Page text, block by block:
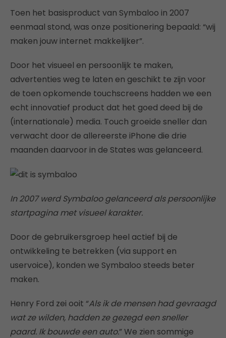
Toen het basisproduct van Symbaloo in 2007
eenmaal stond, was onze positionering bepaald: “wij
maken jouw internet makkelijker”.
Door het visueel en persoonlijk te maken,
advertenties weg te laten en geschikt te zijn voor
de toen opkomende touchscreens hadden we een
echt innovatief product dat het goed deed bij de
(internationale) media. Touch groeide sneller dan
verwacht door de allereerste iPhone die drie
maanden daarvoor in de States was gelanceerd.
In 2007 werd Symbaloo gelanceerd als persoonlijke
startpagina met visueel karakter.
Door de gebruikersgroep heel actief bij de
ontwikkeling te betrekken (via support en
uservoice), konden we Symbaloo steeds beter
maken.
Henry Ford zei ooit “Als ik de mensen had gevraagd
wat ze wilden, hadden ze gezegd een sneller
paard. Ik bouwde een auto.” We zien sommige